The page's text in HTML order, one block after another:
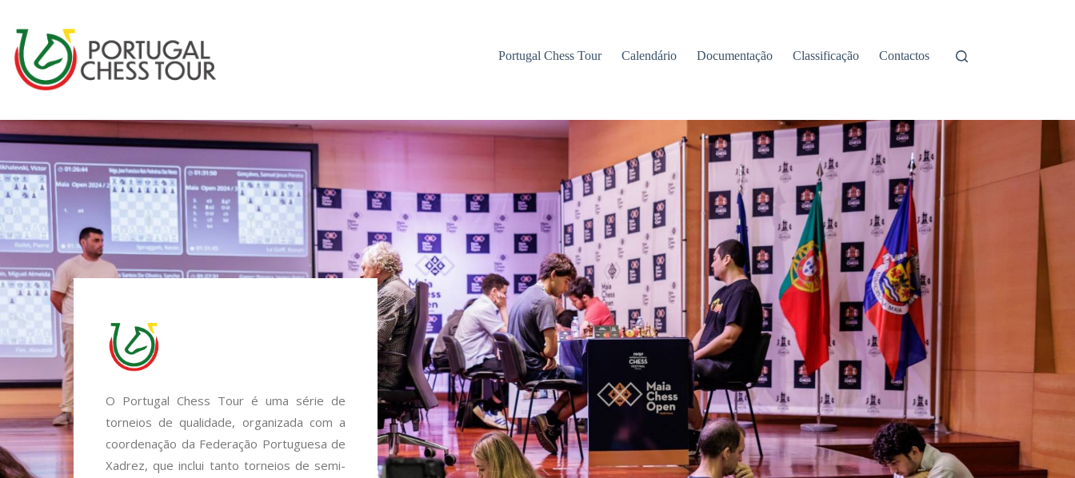
Portugal Chess Tour Calendário Documentação Classificação Contactos
O Portugal Chess Tour é uma série de
torneios de qualidade, organizada com a
coordenação da Federação Portuguesa de
Xadrez, que inclui tanto torneios de semi-